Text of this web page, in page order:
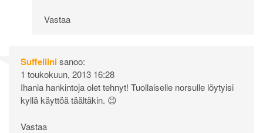
Vastaa
Suffeliinisanoo:
1 toukokuun, 2013 16:28
Ihania hankintoja olet tehnyt! Tuollaiselle norsulle löytyisi
kyllä käyttöä täältäkin. 😉
Vastaa